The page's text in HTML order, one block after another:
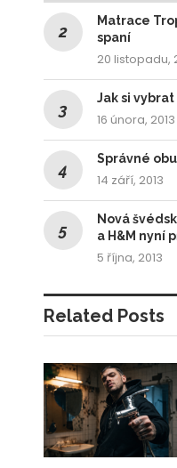
Matrace
spaní
20 listopadu,
Jak si
16 února, 2013
Správné
14 září, 2013
Nová
a H&M nyní
5 října, 2013
Related Posts